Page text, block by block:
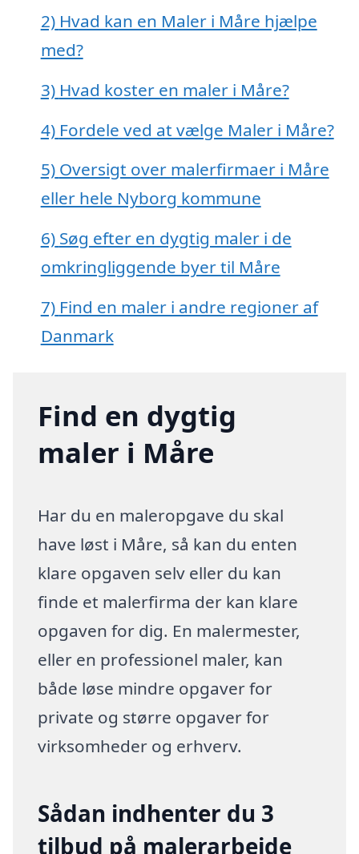
2) Hvad kan en Maler i Måre hjælpe
med?
3) Hvad koster en maler i Måre?
4) Fordele ved at vælge Maler i Måre?
5) Oversigt over malerfirmaer i Måre
eller hele Nyborg kommune
6) Søg efter en dygtig maler i de
omkringliggende byer til Måre
7) Find en maler i andre regioner af
Danmark
Find en dygtig
maler i Måre
Har du en maleropgave du skal
have løst i Måre, så kan du enten
klare opgaven selv eller du kan
finde et malerfirma der kan klare
opgaven for dig. En malermester,
eller en professionel maler, kan
både løse mindre opgaver for
private og større opgaver for
virksomheder og erhverv.
Sådan indhenter du 3
tilbud på malerarbejde